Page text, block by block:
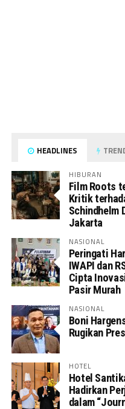
HEADLINES
HIBURAN
Film Roots
Kritik
Schindhelm
Jakarta
NASIONAL
Peringati
IWAPI dan
Cipta
Pasir Murah
NASIONAL
Boni
Rugikan
HOTEL
Hotel
Hadirkan
dalam